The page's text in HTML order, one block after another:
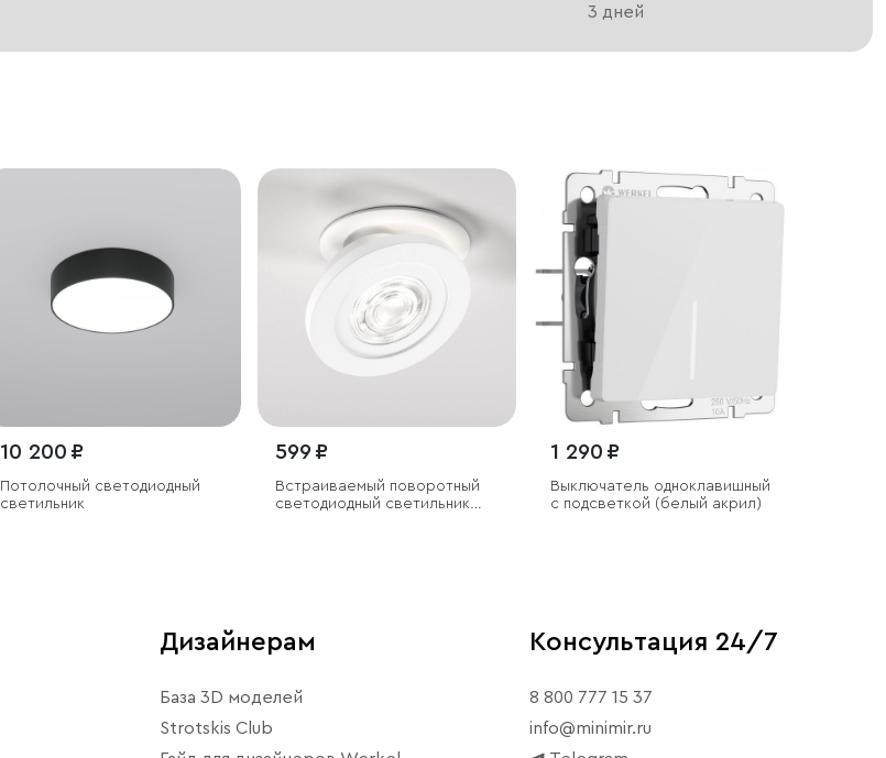
3 дней
10 200 ₽
Потолочный светодиодный
светильник
599 ₽
Встраиваемый поворотный
светодиодный светильник
1 290 ₽
Выключатель одноклавишный
с подсветкой (белый акрил)
Дизайнерам
База 3D моделей
Strotskis Club
Консультация 24/7
8 800 777 15 37
info@minimir.ru